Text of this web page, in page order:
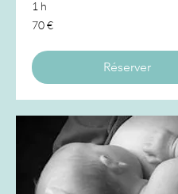
1 h
70
euros
70 €
Réserver